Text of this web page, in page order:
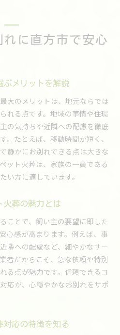
に直方市で安心
ぶメリットを解説
大のメリットは、地元ならでは
れる点です。地域の事情や住環
の気持ちや近隣への配慮を徹底
。たとえば、移動時間が短く、
静かにお別れできる点は大きな
ット火葬は、家族の一員である
い方に適しています。
火葬の魅力とは
ことで、飼い主の要望に即した
心感が高まります。例えば、事
隣への配慮など、細やかなサー
者だからこそ、急な依頼や特別
る点が魅力です。信頼できるコ
応が、心穏やかなお別れをサポ
対応の特徴を知る